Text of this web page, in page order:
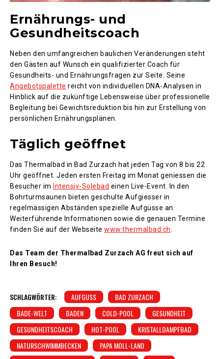
Ernährungs- und
Gesundheitscoach
Neben den umfangreichen baulichen Veränderungen steht
den Gästen auf Wunsch ein qualifizierter Coach für
Gesundheits- und Ernährungsfragen zur Seite. Seine
Angebotspalette reicht von individuellen DNA-Analysen in
Hinblick auf die zukünftige Lebensweise über professionelle
Begleitung bei Gewichtsreduktion bis hin zur Erstellung von
persönlichen Ernährungsplänen.
Täglich geöffnet
Das Thermalbad in Bad Zurzach hat jeden Tag von 8 bis 22
Uhr geöffnet. Jeden ersten Freitag im Monat geniessen die
Besucher im Intensiv-Solebad einen Live-Event. In den
Bohrturmsaunen bieten geschulte Aufgiesser in
regelmässigen Abständen spezielle Aufgüsse an.
Weiterführende Informationen sowie die genauen Termine
finden Sie auf der Webseite www.thermalbad.ch.
Das Team der Thermalbad Zurzach AG freut sich auf
Ihren Besuch!
SCHLAGWÖRTER: AUFGUSS
BAD ZURZACH
BADE-WELT
BADEN COLD-POOL
GESUNDHEIT
GESUNDHEITSCOACH
HOT-POOL
KRISTALLDAMPFBAD
NATURSCHWIMMBECKEN
PAPA MOLL-LAND